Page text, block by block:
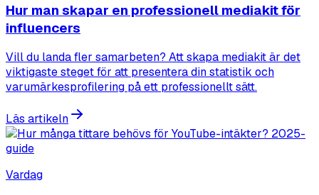
Hur man skapar en professionell mediakit för
influencers
Vill du landa fler samarbeten? Att skapa mediakit är det
viktigaste steget för att presentera din statistik och
varumärkesprofilering på ett professionellt sätt.
Läs artikeln
Vardag